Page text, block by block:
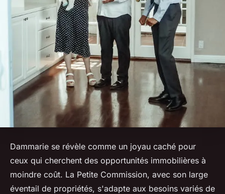
Dammarie se révèle comme un joyau caché pour
ceux qui cherchent des opportunités immobilières à
moindre coût. La Petite Commission, avec son large
éventail de propriétés, s'adapte aux besoins variés de